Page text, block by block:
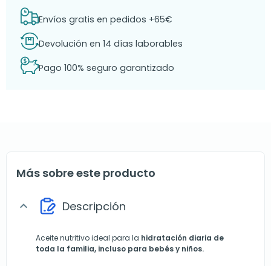
Envíos gratis en pedidos +65€
Devolución en 14 días laborables
Pago 100% seguro garantizado
Más sobre este producto
expand_more Descripción
Aceite nutritivo ideal para la hidratación diaria de
toda la familia, incluso para bebés y niños.